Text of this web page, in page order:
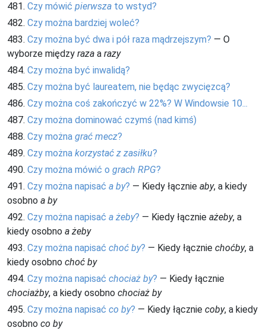
481. Czy mówić pierwsza to wstyd?
482. Czy można bardziej woleć?
483. Czy można być dwa i pół raza mądrzejszym? — O
wyborze między raza a razy
484. Czy można być inwalidą?
485. Czy można być laureatem, nie będąc zwycięzcą?
486. Czy można coś zakończyć w 22%? W Windowsie 10...
487. Czy można dominować czymś (nad kimś)
488. Czy można grać mecz?
489. Czy można korzystać z zasiłku?
490. Czy można mówić o grach RPG?
491. Czy można napisać a by? — Kiedy łącznie aby, a kiedy
osobno a by
492. Czy można napisać a żeby? — Kiedy łącznie ażeby, a
kiedy osobno a żeby
493. Czy można napisać choć by? — Kiedy łącznie choćby, a
kiedy osobno choć by
494. Czy można napisać chociaż by? — Kiedy łącznie
chociażby, a kiedy osobno chociaż by
495. Czy można napisać co by? — Kiedy łącznie coby, a kiedy
osobno co by